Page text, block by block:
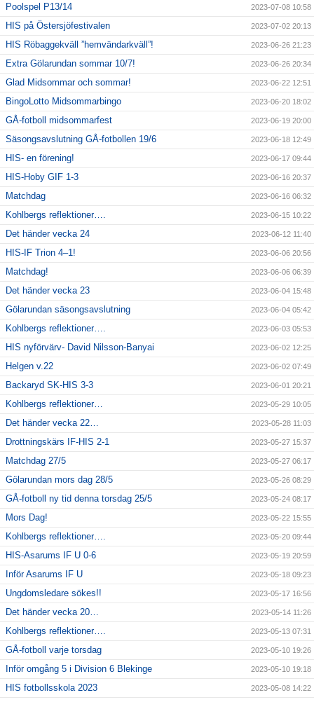
Poolspel P13/14 2023-07-08 10:58
HIS på Östersjöfestivalen 2023-07-02 20:13
HIS Röbaggekväll ”hemvändarkväll”! 2023-06-26 21:23
Extra Gölarundan sommar 10/7! 2023-06-26 20:34
Glad Midsommar och sommar! 2023-06-22 12:51
BingoLotto Midsommarbingo 2023-06-20 18:02
GÅ-fotboll midsommarfest 2023-06-19 20:00
Säsongsavslutning GÅ-fotbollen 19/6 2023-06-18 12:49
HIS- en förening! 2023-06-17 09:44
HIS-Hoby GIF 1-3 2023-06-16 20:37
Matchdag 2023-06-16 06:32
Kohlbergs reflektioner…. 2023-06-15 10:22
Det händer vecka 24 2023-06-12 11:40
HIS-IF Trion 4–1! 2023-06-06 20:56
Matchdag! 2023-06-06 06:39
Det händer vecka 23 2023-06-04 15:48
Gölarundan säsongsavslutning 2023-06-04 05:42
Kohlbergs reflektioner…. 2023-06-03 05:53
HIS nyförvärv- David Nilsson-Banyai 2023-06-02 12:25
Helgen v.22 2023-06-02 07:49
Backaryd SK-HIS 3-3 2023-06-01 20:21
Kohlbergs reflektioner… 2023-05-29 10:05
Det händer vecka 22… 2023-05-28 11:03
Drottningskärs IF-HIS 2-1 2023-05-27 15:37
Matchdag 27/5 2023-05-27 06:17
Gölarundan mors dag 28/5 2023-05-26 08:29
GÅ-fotboll ny tid denna torsdag 25/5 2023-05-24 08:17
Mors Dag! 2023-05-22 15:55
Kohlbergs reflektioner…. 2023-05-20 09:44
HIS-Asarums IF U 0-6 2023-05-19 20:59
Inför Asarums IF U 2023-05-18 09:23
Ungdomsledare sökes!! 2023-05-17 16:56
Det händer vecka 20… 2023-05-14 11:26
Kohlbergs reflektioner…. 2023-05-13 07:31
GÅ-fotboll varje torsdag 2023-05-10 19:26
Inför omgång 5 i Division 6 Blekinge 2023-05-10 19:18
HIS fotbollsskola 2023 2023-05-08 14:22